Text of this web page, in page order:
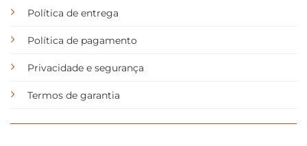
Política de entrega
Política de pagamento
Privacidade e segurança
Termos de garantia